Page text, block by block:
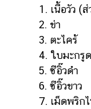
Infographic
บริการ
1. เนื้อวัว (ส่ว
2. ข่า
3. ตะไคร้
4. ใบมะกรูด
5. ซีอิ๊วดำ
6. ซีอิ๊วขาว
7. เม็ดพริกไ